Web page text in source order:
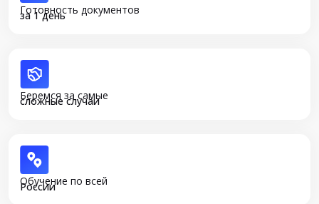
Готовность документов
за 1 день
Беремся за самые
сложные случаи
Обучение по всей
России